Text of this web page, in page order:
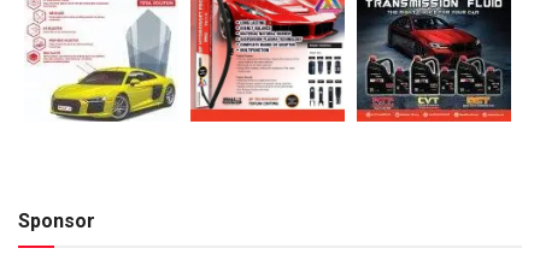
Sponsor